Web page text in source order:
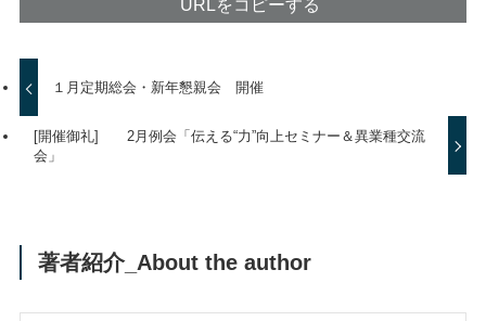
URLをコピーする
１月定期総会・新年懇親会 開催
[開催御礼] 2月例会「伝える“力”向上セミナー＆異業種交流
会」
著者紹介_About the author